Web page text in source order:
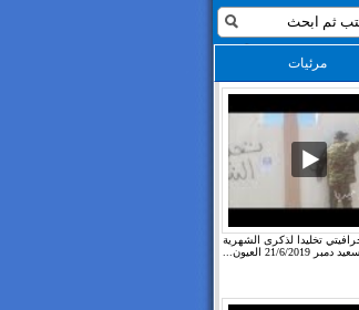
سعيداني-
مرئيات
تخليدا لذكرى الشهرية
21/6/2019 العيون...